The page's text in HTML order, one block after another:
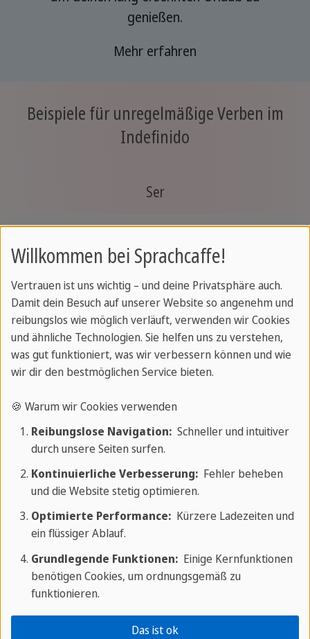
genießen.
Mehr erfahren
Beispiele für unregelmäßige Verben im
Indefinido
Ser
Él/Ella/Usted: fue
Nosotros/Nosotras: fuimos
Ellos/Ellas/Ustedes: fueron
Tener
Yo: tuve
Tú:
Willkommen bei Sprachcaffe!
Vertrauen ist uns wichtig – und deine Privatsphäre auch.
Damit dein Besuch auf unserer Website so angenehm und
reibungslos wie möglich verläuft, verwenden wir Cookies
und ähnliche Technologien. Sie helfen uns zu verstehen,
was gut funktioniert, was wir verbessern können und wie
wir dir den bestmöglichen Service bieten.
🍪 Warum wir Cookies verwenden
Reibungslose Navigation:Schneller und intuitiver
durch unsere Seiten surfen.
Kontinuierliche Verbesserung:Fehler beheben
und die Website stetig optimieren.
Optimierte Performance:Kürzere Ladezeiten und
ein flüssiger Ablauf.
Grundlegende Funktionen:Einige Kernfunktionen
benötigen Cookies, um ordnungsgemäß zu
funktionieren.
Das ist ok